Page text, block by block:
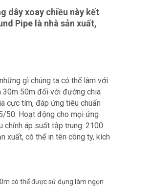
dây xoay chiều này kết
Pipe là nhà sản xuất,
gì chúng ta có thể làm với
50m đối với đường chia
cực tím, đáp ứng tiêu chuẩn
50. Hoạt động cho mọi ứng
chỉnh áp suất tập trung: 2100
xuất, có thể in tên công ty, kích
có thể được sử dụng làm ngọn